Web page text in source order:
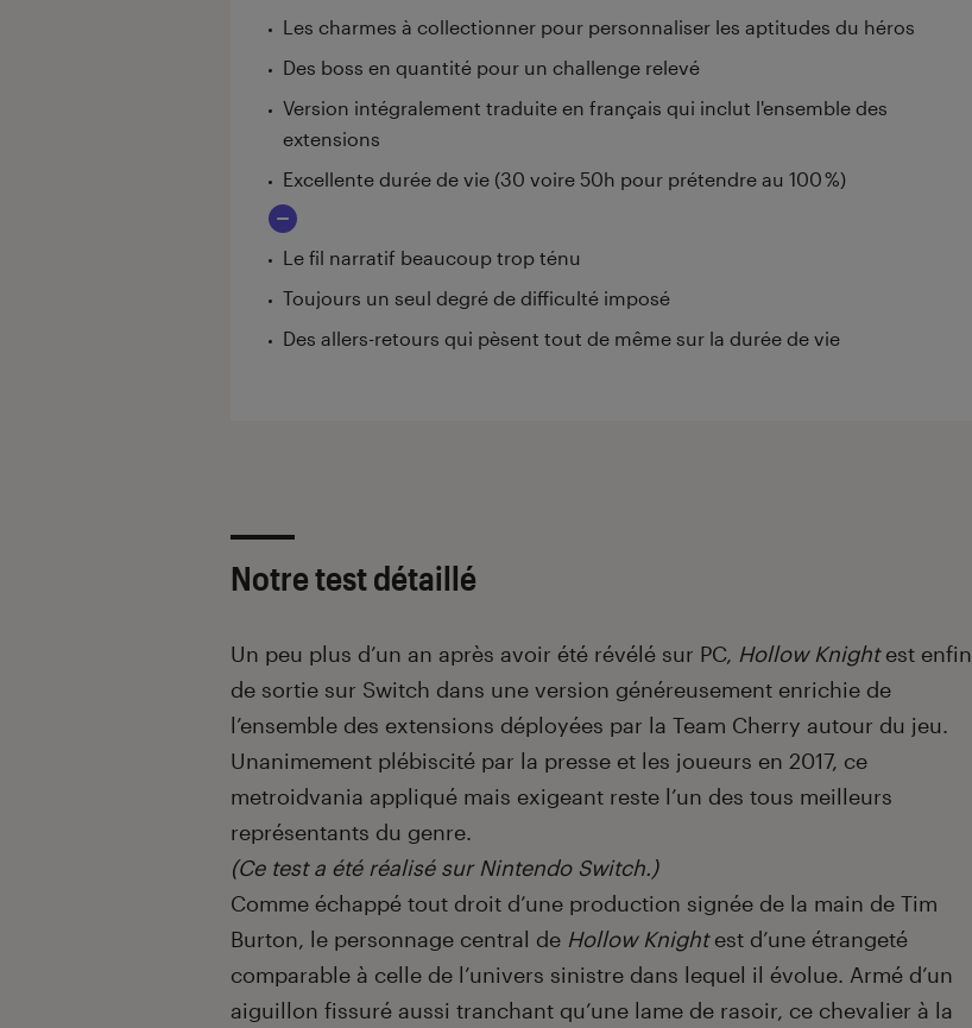
Les charmes à collectionner pour personnaliser les aptitudes du héros
Des boss en quantité pour un challenge relevé
Version intégralement traduite en français qui inclut l'ensemble des
extensions
Excellente durée de vie (30 voire 50h pour prétendre au 100 %)
Le fil narratif beaucoup trop ténu
Toujours un seul degré de difficulté imposé
Des allers-retours qui pèsent tout de même sur la durée de vie
Notre test détaillé
Un peu plus d’un an après avoir été révélé sur PC, Hollow Knightest enfin
de sortie sur Switch dans une version généreusement enrichie de
l’ensemble des extensions déployées par la Team Cherry autour du jeu.
Unanimement plébiscité par la presse et les joueurs en 2017, ce
metroidvania appliqué mais exigeant reste l’un des tous meilleurs
représentants du genre.
(Ce test a été réalisé sur Nintendo Switch.)
Comme échappé tout droit d’une production signée de la main de Tim
Burton, le personnage central de Hollow Knightest d’une étrangeté
comparable à celle de l’univers sinistre dans lequel il évolue. Armé d’un
aiguillon fissuré aussi tranchant qu’une lame de rasoir, ce chevalier à la